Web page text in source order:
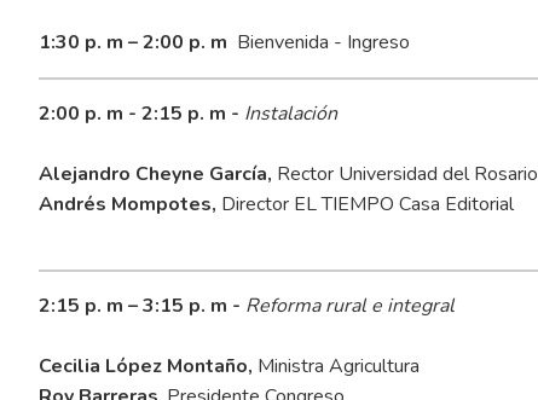
1:30 p. m – 2:00 p. m Bienvenida - Ingreso
2:00 p. m - 2:15 p. m - Instalación
Alejandro Cheyne García, Rector Universidad del Rosario
Andrés Mompotes, Director EL TIEMPO Casa Editorial
2:15 p. m – 3:15 p. m - Reforma rural e integral
Cecilia López Montaño, Ministra Agricultura